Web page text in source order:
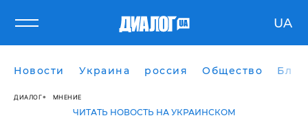
UA
Новости Украина россия Общество
ДИАЛОГ МНЕНИЕ
ЧИТАТЬ НОВОСТЬ НА УКРАИНСКОМ